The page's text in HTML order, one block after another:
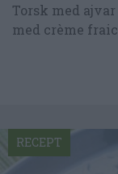
Torsk med
med crème
RECEPT